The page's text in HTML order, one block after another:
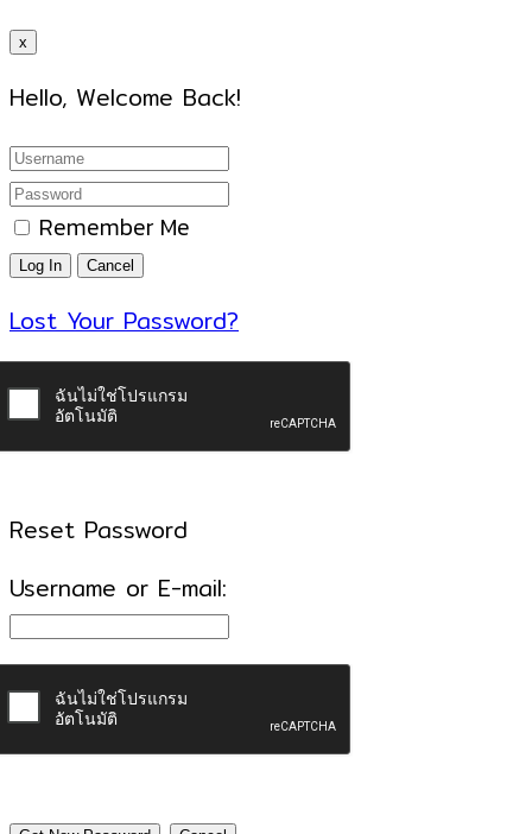
x
Hello, Welcome Back!
Remember Me
Lost Your Password?
Reset Password
Username or E-mail: